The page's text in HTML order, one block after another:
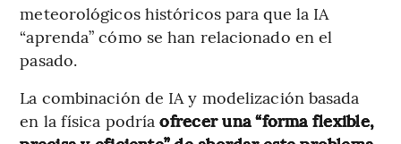
meteorológicos históricos para que la IA
“aprenda” cómo se han relacionado en el
pasado.
La combinación de IA y modelización basada
en la física podríaofrecer una “forma flexible,